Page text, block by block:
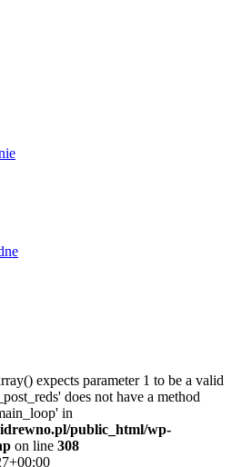
expects parameter 1 to be a valid
does not have a method
in
public_html/wp-
on line 308